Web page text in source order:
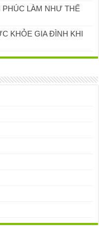
LÀM NHƯ THẾ
KHỎE GIA ĐÌNH KHI